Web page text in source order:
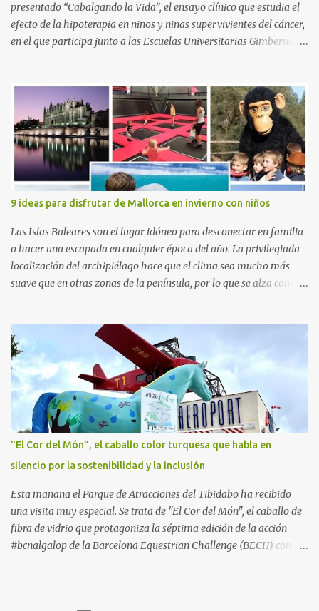
presentado “Cabalgando la Vida”, el ensayo clínico que estudia el
efecto de la hipoterapia en niños y niñas supervivientes del cáncer,
en el que participa junto a las Escuelas Universitarias Gimbernat,
presencia de Emilio Zegrí, presidente de la Fundación RCPB; la Dra.
Anna Llort, adjunta del Servicio de Oncología Pediátrica del
Hospital Vall d’Hebron e investigadora del grupo de Investigación
Traslacional en Cáncer en la Infancia y la Adolescencia del Vall
d’Hebron Instituto de Investigación (VHIR); Anna Saló, psicóloga
del Servicio de Oncología Pediátrica del Vall d’Hebron y del grupo
de Investigación Traslacional en Cáncer en la Infancia y la
Adolescencia del VHIR y Teresa Xipell, fisioterapeuta y directora de
hipoterapia en la Fundación Federica Cerdá. Imágenes cortesía de
asesoría de ...
9 ideas para disfrutar de Mallorca en invierno con niños
Las Islas Baleares son el lugar idóneo para desconectar en familia
o hacer una escapada en cualquier época del año. La privilegiada
localización del archipiélago hace que el clima sea mucho más
suave que en otras zonas de la península, por lo que se alza como
ejemplo, ofrece un amplio abanico de posibilidades, desde
actividades al aire libre, propuestas lúdicas o deportivas, hasta
propuestas gastronómicas para poder disfrutar al máximo con los
niños y garantizar una experiencia inolvidable. Palma Aquarium
A unos 15 minutos en coche de la capital Balear y a tan sólo 500
metros de la playa, se encuentra el Palma Aquarium, un lugar
donde grandes y pequeños quedarán fascinados con los 8.000
ejemplares de 700 especies distintas procedentes del Mediterráneo
y los océanos Índico, Atlántico y Pacífico. El recorrido por el
acuario se plantea como un viaje a...
"El Cor del Món”, el caballo color turquesa que habla en
silencio por la sostenibilidad y la inclusión
Esta mañana el Parque de Atracciones del Tibidabo ha recibido
una visita muy especial. Se trata de "El Cor del Món", el caballo de
fibra de vidrio que protagoniza la séptima edición de la acción
#bcnalgalop de la Barcelona Equestrian Challenge (BECH) con el